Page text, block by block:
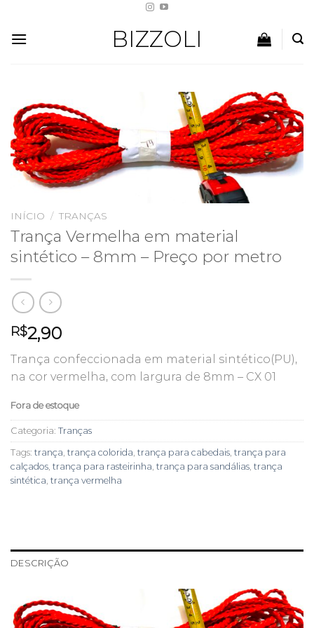
content
BIZZOLI
INÍCIO / TRANÇAS
Trança Vermelha em material
sintético – 8mm – Preço por metro
R$2,90
Trança confeccionada em material sintético(PU),
na cor vermelha, com largura de 8mm – CX 01
Fora de estoque
Categoria: Tranças
Tags: trança, trança colorida, trança para cabedais, trança para
calçados, trança para rasteirinha, trança para sandálias, trança
sintética, trança vermelha
DESCRIÇÃO